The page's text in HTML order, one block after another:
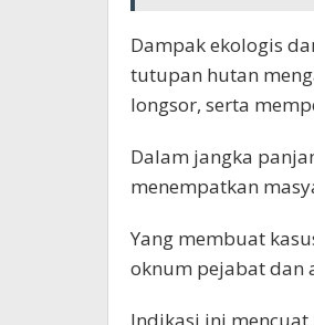
Dampak ekologis
tutupan hutan
longsor, serta
Dalam jangka
menempatkan
Yang membuat
oknum pejabat dan